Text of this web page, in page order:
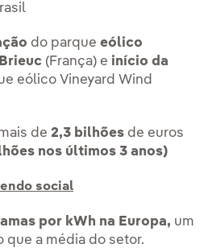
do parque eólico
(França) e início da
eólico Vineyard Wind
de 2,3 bilhões de euros
nos últimos 3 anos)
social
por kWh na Europa, um
que a média do setor.